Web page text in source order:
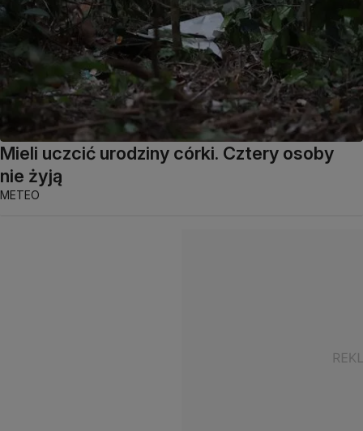
Mieli uczcić urodziny córki. Cztery osoby
nie żyją
METEO